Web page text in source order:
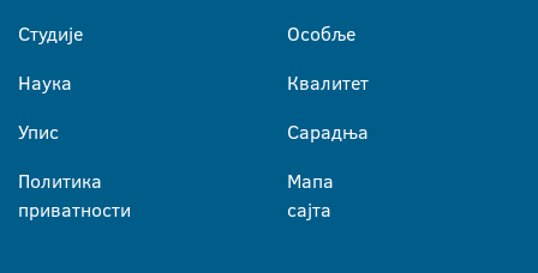
Студије
Наука
Упис
Политика
приватности
Особље
Квалитет
Сарадња
Мапа
сајта